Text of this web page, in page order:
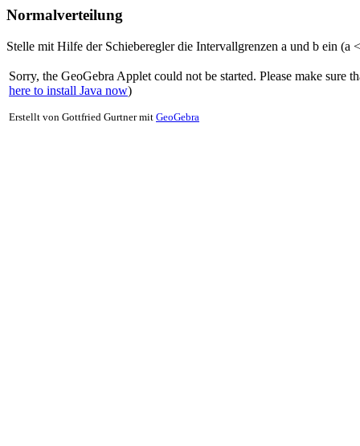
Normalverteilung
Stelle mit Hilfe der Schieberegler die Intervallgrenzen a und b ein (a
Sorry, the GeoGebra Applet could not be started. Please make sure
here to install Java now)
Erstellt von Gottfried Gurtner mit GeoGebra